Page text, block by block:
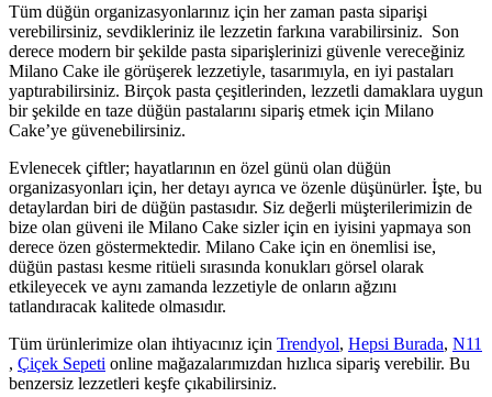
Tüm düğün organizasyonlarınız için her zaman pasta siparişi
verebilirsiniz, sevdikleriniz ile lezzetin farkına varabilirsiniz. Son
derece modern bir şekilde pasta siparişlerinizi güvenle vereceğiniz
Milano Cake ile görüşerek lezzetiyle, tasarımıyla, en iyi pastaları
yaptırabilirsiniz. Birçok pasta çeşitlerinden, lezzetli damaklara uygun
bir şekilde en taze düğün pastalarını sipariş etmek için Milano
Cake’ye güvenebilirsiniz.
Evlenecek çiftler; hayatlarının en özel günü olan düğün
organizasyonları için, her detayı ayrıca ve özenle düşünürler. İşte, bu
detaylardan biri de düğün pastasıdır. Siz değerli müşterilerimizin de
bize olan güveni ile Milano Cake sizler için en iyisini yapmaya son
derece özen göstermektedir. Milano Cake için en önemlisi ise,
düğün pastası kesme ritüeli sırasında konukları görsel olarak
etkileyecek ve aynı zamanda lezzetiyle de onların ağzını
tatlandıracak kalitede olmasıdır.
Tüm ürünlerimize olan ihtiyacınız için Trendyol, Hepsi Burada, N11
, Çiçek Sepeti online mağazalarımızdan hızlıca sipariş verebilir. Bu
benzersiz lezzetleri keşfe çıkabilirsiniz.